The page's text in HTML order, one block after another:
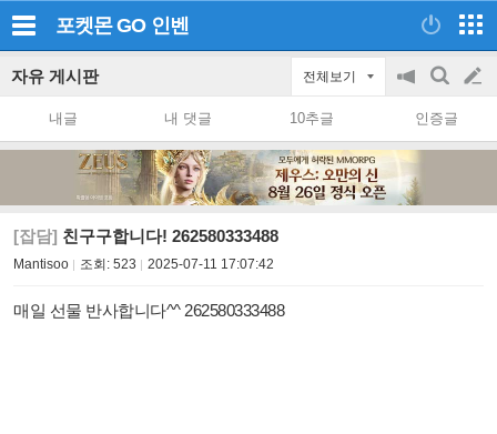
포켓몬 GO 인벤
자유 게시판 전체보기
공
on/off
검
색
글
쓰
내글 내 댓글 10추글 인증글
[잡담] 친구구합니다! 262580333488
Mantisoo 조회: 523 2025-07-11 17:07:42
매일 선물 반사합니다^^ 262580333488